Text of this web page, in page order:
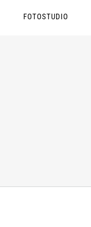
FOTOSTUDIO